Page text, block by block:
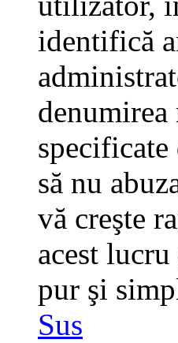
identifică
să nu
vă creşte
acest
pur şi
Sus